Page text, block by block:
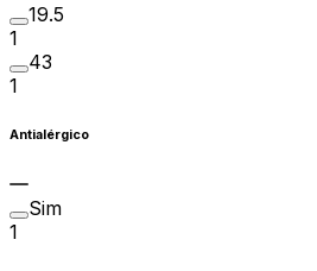
19.5
1
43
1
Antialérgico
Sim
1